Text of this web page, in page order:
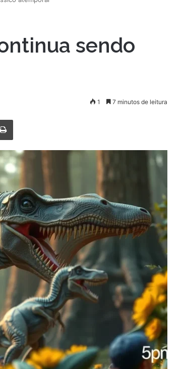
sendo
1 7 minutos de leitura
Imprimir